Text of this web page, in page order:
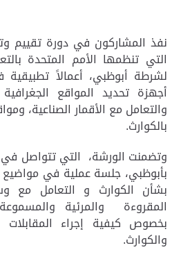
نفذ المشاركون في دورة تقييم
التي تنظمها الأمم المتحدة
لشرطة أبوظبي، أعمالاً
أجهزة تحديد المواقع
والتعامل مع الأقمار الصناعية،
بالكوارث.
وتضمنت الورشة، التي تتواصل في
بأبوظبي، جلسة عملية في مواضيع
بشأن الكوارث و التعامل مع
المقروءة والمرئية
بخصوص كيفية إجراء المقابلات
والكوارث.